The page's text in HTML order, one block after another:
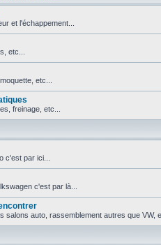
et l'échappement...
etc...
etc...
freinage, etc...
c'est par ici...
c'est par là...
salons auto, rassemblement autres que VW,